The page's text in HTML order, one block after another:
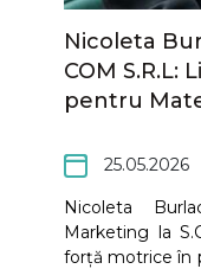
Nicoleta
COM S.R.L:
pentru
25.05.2026
Nicoleta
Marketing la
forță motrice în